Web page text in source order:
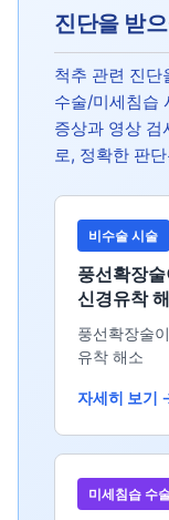
진단을 받
척추 관련 진단
수술/미세침습
증상과 영상 검
로, 정확한 판
비수술 시술
풍선확장
신경유착
풍선확장술
유착 해소
자세히 보기
미세침습 수